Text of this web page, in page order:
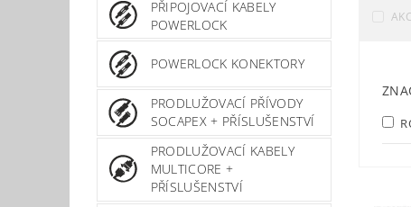
PŘIPOJOVACÍ KABELY
POWERLOCK
POWERLOCK KONEKTORY
PRODLUŽOVACÍ PŘÍVODY
SOCAPEX + PŘÍSLUŠENSTVÍ
PRODLUŽOVACÍ KABELY
MULTICORE +
PŘÍSLUŠENSTVÍ